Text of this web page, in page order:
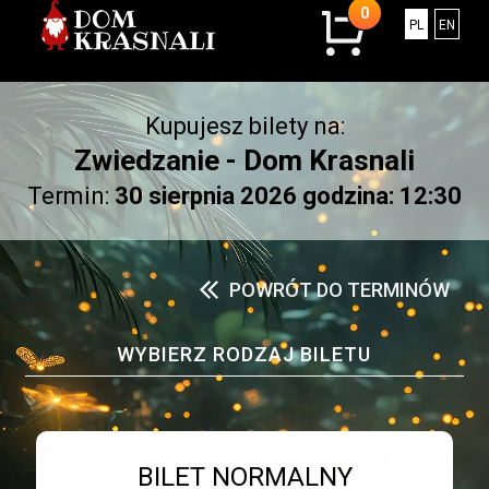
0
0
Łączna
kwota:
0.00
złotych
EN
PL Polski
Kupujesz bilety na:
Zwiedzanie - Dom Krasnali
Termin: 30 sierpnia 2026 godzina: 12:30
POWRÓT DO TERMINÓW
WYBIERZ RODZAJ BILETU
Bilet numer 1
Typ
BILET NORMALNY